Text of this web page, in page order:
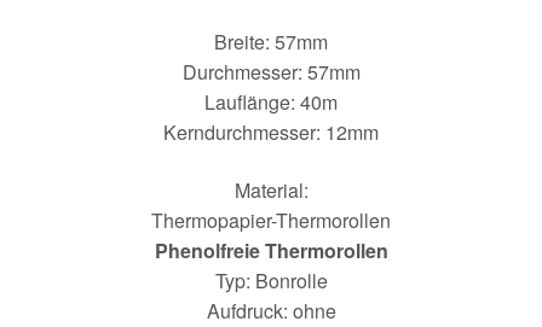
Breite: 57mm
Durchmesser: 57mm
Lauflänge: 40m
Kerndurchmesser: 12mm
Material:
Thermopapier-Thermorollen
Phenolfreie Thermorollen
Typ: Bonrolle
Aufdruck: ohne